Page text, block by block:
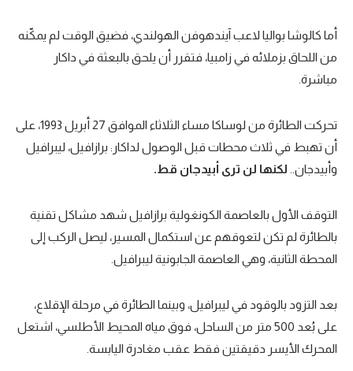
أما كالوشا بواليا لاعب آيندهوفن الهولندي، فضيق الوقت لم يمكّنه
من اللحاق بزملائه في زامبيا، فتقرر أن يلحق بالبعثة في داكار
مباشرة.
تحركت الطائرة من لوساكا مساء الثلاثاء الموافق 27 أبريل 1993، على
أن تهبط في ثلاث محطات قبل الوصول لداكار: برازافيل، ليبرافيل
وأبيدجان.. لكنها لن ترى أبيدجان قط.
التوقف الأول بالعاصمة الكونغولية برازافيل شهد مشاكل تقنية
بالطائرة لم تكن لتعوقهم عن استكمال المسير، ليصل الركب إلى
المحطة الثانية، وهي العاصمة الجابونية ليبرافيل.
بعد التزود بالوقود في ليبرافيل، وبينما الطائرة في مرحلة الإقلاع،
على بُعد 500 متر من الساحل، فوق مياه المحيط الأطلسي، اشتعل
المحرك الأيسر دقيقتين فقط عقب مغادرة اليابسة.